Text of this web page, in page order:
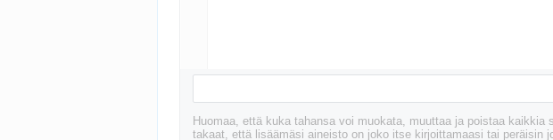
Huomaa, että kuka tahansa voi muokata, muuttaa ja poistaa
takaat, että lisäämäsi aineisto on joko itse kirjoittamaasi tai peräisin